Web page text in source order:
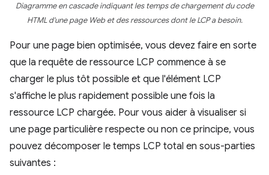
Diagramme en cascade indiquant les temps de chargement du code
HTML d'une page Web et des ressources dont le LCP a besoin.
Pour une page bien optimisée, vous devez faire en sorte
que la requête de ressource LCP commence à se
charger le plus tôt possible et que l'élément LCP
s'affiche le plus rapidement possible une fois la
ressource LCP chargée. Pour vous aider à visualiser si
une page particulière respecte ou non ce principe, vous
pouvez décomposer le temps LCP total en sous-parties
suivantes :